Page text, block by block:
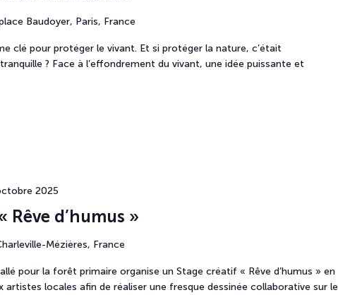
Baudoyer, Paris, France
clé pour protéger le vivant. Et si protéger la nature, c’était
? Face à l’effondrement du vivant, une idée puissante et
Rêve d’humus »
2025
Mézières, France
pour la forêt primaire organise un Stage créatif « Rêve d’humus » en
artistes locales afin de réaliser une fresque dessinée collaborative sur le